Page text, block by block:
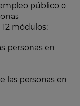
público o
módulos:
personas en
las personas en